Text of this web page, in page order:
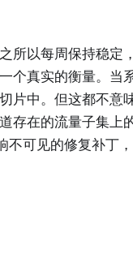
所以每周保持稳定
个真实的衡量。当
片中。但这都不意
存在的流量子集上
不可见的修复补丁